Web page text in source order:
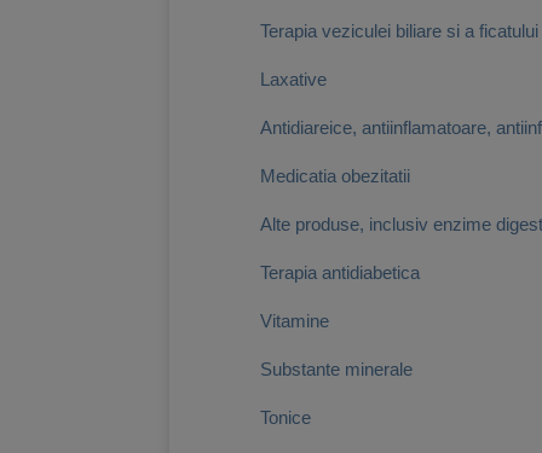
Terapia veziculei biliare si a ficatului
Laxative
Antidiareice, antiinflamatoare,
Medicatia obezitatii
Alte produse, inclusiv enzime
Terapia antidiabetica
Vitamine
Substante minerale
Tonice